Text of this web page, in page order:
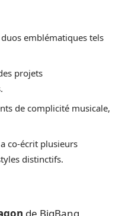
emblématiques tels
projets
de complicité musicale,
co-écrit plusieurs
distinctifs.
de BigBang